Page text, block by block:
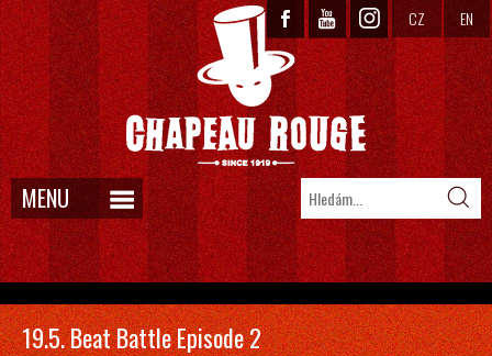
CZ EN
MENU
19.5. Beat Battle Episode 2